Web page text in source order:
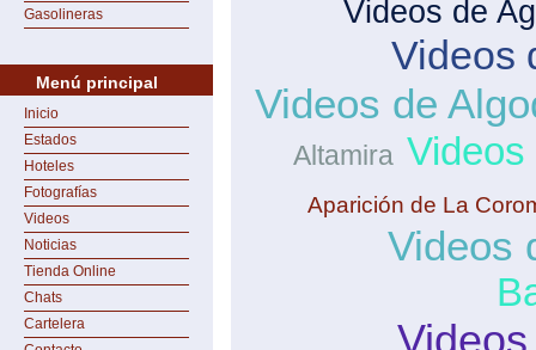
Gasolineras
Menú principal
Inicio
Estados
Hoteles
Fotografías
Videos
Noticias
Tienda Online
Chats
Cartelera
Videos de
Videos
Videos de
Altamira Videos
Aparición de La
Videos